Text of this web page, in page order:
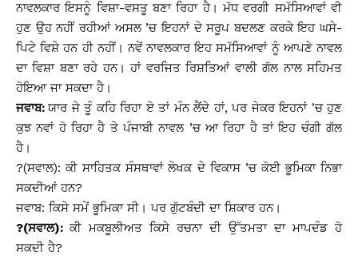
ਨਾਵਲਕਾਰ ਇਸਨੂੰ ਵਿਸ਼ਾ-ਵਸਤੂ ਬਣਾ ਰਿਹਾ ਹੈ। ਮੱਧ ਵਰਗੀ ਸਮੱਸਿਆਵਾਂ ਵੀ
ਹੁਣ ਉਹ ਨਹੀਂ ਰਹੀਆਂ ਅਸਲ ’ਚ ਇਹਨਾਂ ਦੇ ਸਰੂਪ ਬਦਲਣ ਕਰਕੇ ਇਹ ਘਸੇ-
ਪਿਟੇ ਵਿਸ਼ੇ ਹਨ ਹੀ ਨਹੀਂ। ਨਵੇਂ ਨਾਵਲਕਾਰ ਇਹ ਸਮੱਸਿਆਵਾਂ ਨੂੰ ਆਪਣੇ ਨਾਵਲ
ਦਾ ਵਿਸ਼ਾ ਬਣਾ ਰਹੇ ਹਨ। ਹਾਂ ਵਰਜਿਤ ਰਿਸ਼ਤਿਆਂ ਵਾਲੀ ਗੱਲ ਨਾਲ ਸਹਿਮਤ
ਹੋਇਆ ਜਾ ਸਕਦਾ ਹੈ।
ਜਵਾਬ:ਯਾਰ ਜੇ ਤੂੰ ਕਹਿ ਰਿਹਾ ਏ ਤਾਂ ਮੰਨ ਲੈਂਦੇ ਹਾਂ, ਪਰ ਜੇਕਰ ਇਹਨਾਂ ’ਚ ਹੁਣ
ਕੁਝ ਨਵਾਂ ਹੋ ਰਿਹਾ ਹੈ ਤੇ ਪੰਜਾਬੀ ਨਾਵਲ ’ਚ ਆ ਰਿਹਾ ਹੈ ਤਾਂ ਇਹ ਚੰਗੀ ਗੱਲ
ਹੈ।
?(ਸਵਾਲ): ਕੀ ਸਾਹਿਤਕ ਸੰਸਥਾਵਾਂ ਲੇਖਕ ਦੇ ਵਿਕਾਸ ’ਚ ਕੋਈ ਭੂਮਿਕਾ ਨਿਭਾ
ਸਕਦੀਆਂ ਹਨ?
ਜਵਾਬ: ਕਿਸੇ ਸਮੇਂ ਭੂਮਿਕਾ ਸੀ। ਪਰ ਗੁੱਟਬੰਦੀ ਦਾ ਸ਼ਿਕਾਰ ਹਨ।
?(ਸਵਾਲ): ਕੀ ਮਕਬੂਲੀਅਤ ਕਿਸੇ ਰਚਨਾ ਦੀ ਉੱਤਮਤਾ ਦਾ ਮਾਪਦੰਡ ਹੋ
ਸਕਦੀ ਹੈ?